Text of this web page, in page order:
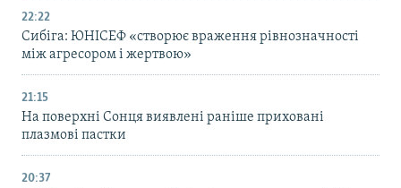
22:22
Сибіга: ЮНІСЕФ «створює враження рівнозначності
між агресором і жертвою»
21:15
На поверхні Сонця виявлені раніше приховані
плазмові пастки
20:37